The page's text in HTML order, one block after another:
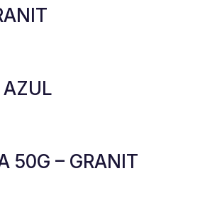
AZUL
50G – GRANIT